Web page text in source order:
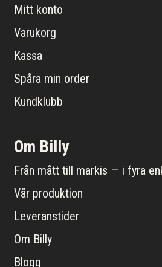
Mitt konto
Varukorg
Kassa
Spåra min order
Kundklubb
Om Billy
Från mått till markis — i fyra
Vår produktion
Leveranstider
Om Billy
Blogg